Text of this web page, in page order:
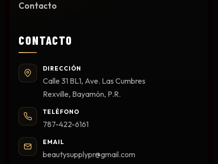
Contacto
CONTACTO
DIRECCIÓN
Calle 31 BL1, Ave. Las Cumbres
Rexville, Bayamón, P.R.
TELÉFONO
787-422-6161
EMAIL
beautysupplypr@gmail.com